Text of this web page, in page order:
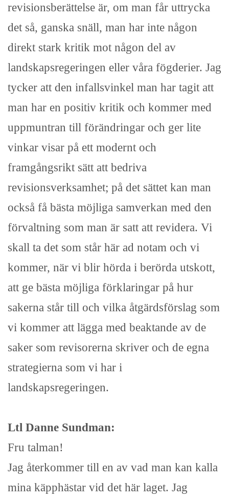
revisionsberättelse är, om man får uttrycka
det så, ganska snäll, man har inte någon
direkt stark kritik mot någon del av
landskapsregeringen eller våra fögderier. Jag
tycker att den infallsvinkel man har tagit att
man har en positiv kritik och kommer med
uppmuntran till förändringar och ger lite
vinkar visar på ett modernt och
framgångsrikt sätt att bedriva
revisionsverksamhet; på det sättet kan man
också få bästa möjliga samverkan med den
förvaltning som man är satt att revidera. Vi
skall ta det som står här ad notam och vi
kommer, när vi blir hörda i berörda utskott,
att ge bästa möjliga förklaringar på hur
sakerna står till och vilka åtgärdsförslag som
vi kommer att lägga med beaktande av de
saker som revisorerna skriver och de egna
strategierna som vi har i
landskapsregeringen.
Ltl Danne Sundman:
Fru talman!
Jag återkommer till en av vad man kan kalla
mina käpphästar vid det här laget. Jag